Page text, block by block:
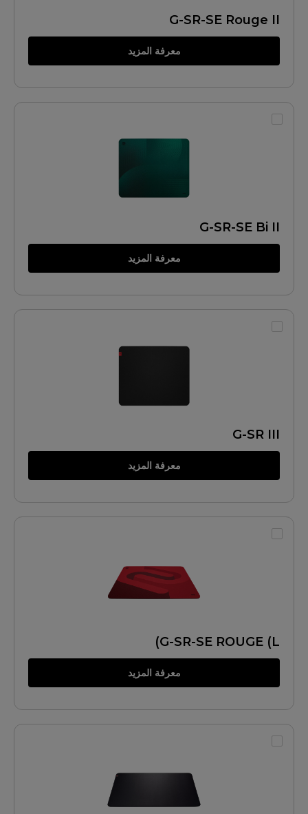
G-SR-SE Rouge II
معرفة المزيد
G-SR-SE Bi II
معرفة المزيد
G-SR III
معرفة المزيد
G-SR-SE ROUGE (L)
معرفة المزيد